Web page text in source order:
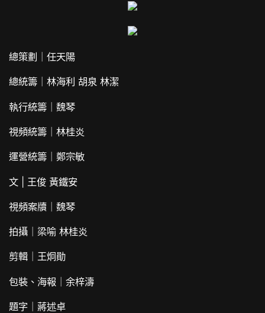
總策劃｜任天陽
總統籌｜林海利 胡泉 林潔
執行統籌｜魏琴
視頻統籌｜林桂炎
運營統籌｜鄭宗敏
文 | 王俊 黃鐵安
視頻案牘｜魏琴
拍攝｜梁喻 林桂炎
剪輯｜王炯勛
包裝、海報｜余梓濤
題字｜蔣述卓